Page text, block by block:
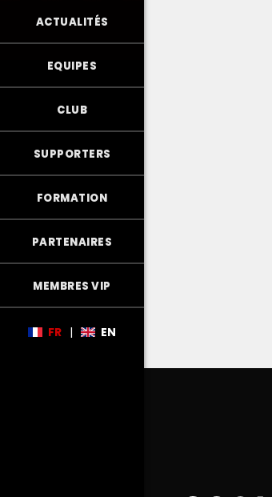
ACTUALITÉS
EQUIPES
CLUB
SUPPORTERS
FORMATION
PARTENAIRES
MEMBRES VIP
FR | EN